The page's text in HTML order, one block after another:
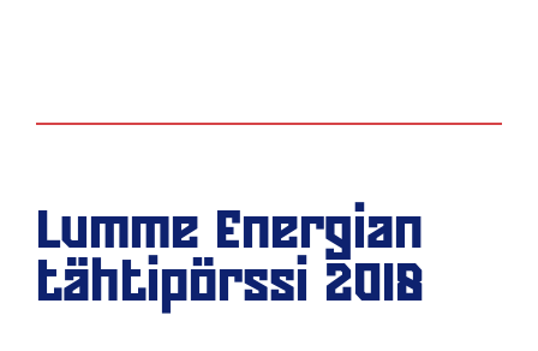
Lumme Energian
tähtipörssi 2018